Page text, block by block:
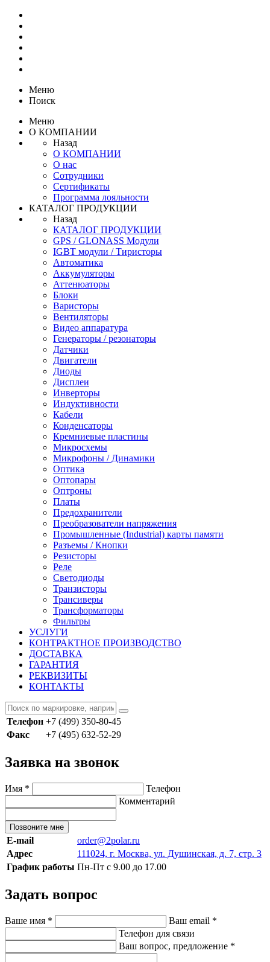
Меню
Поиск
Меню
О КОМПАНИИ
Назад
О КОМПАНИИ
О нас
Сотрудники
Сертификаты
Программа лояльности
КАТАЛОГ ПРОДУКЦИИ
Назад
КАТАЛОГ ПРОДУКЦИИ
GPS / GLONASS Модули
IGBT модули / Тиристоры
Автоматика
Аккумуляторы
Аттенюаторы
Блоки
Варисторы
Вентиляторы
Видео аппаратура
Генераторы / резонаторы
Датчики
Двигатели
Диоды
Дисплеи
Инверторы
Индуктивности
Кабели
Конденсаторы
Кремниевые пластины
Микросхемы
Микрофоны / Динамики
Оптика
Оптопары
Оптроны
Платы
Предохранители
Преобразователи напряжения
Промышленные (Industrial) карты памяти
Разъемы / Кнопки
Резисторы
Реле
Светодиоды
Транзисторы
Трансиверы
Трансформаторы
Фильтры
УСЛУГИ
КОНТРАКТНОЕ ПРОИЗВОДСТВО
ДОСТАВКА
ГАРАНТИЯ
РЕКВИЗИТЫ
КОНТАКТЫ
Телефон +7 (499) 350-80-45
Факс
+7 (495) 632-52-29
Заявка на звонок
Имя *
Телефон
Комментарий
Позвоните мне
E-mail
order@2polar.ru
Адрес
111024, г. Москва, ул. Душинская, д. 7, стр. 3
График работы Пн-Пт с 9.00 до 17.00
Задать вопрос
Ваше имя * Ваш email *
Телефон для связи
Ваш вопрос, предложение *